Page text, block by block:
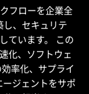
フローを企業全
、セキュリテ
ています。 この
化、ソフトウェ
率化、サプライ
ジェントをサポ